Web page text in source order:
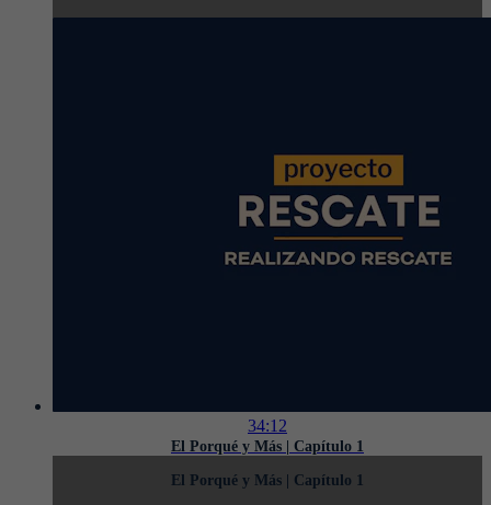
34:12
El Porqué y Más | Capítulo 1
El Porqué y Más | Capítulo 1